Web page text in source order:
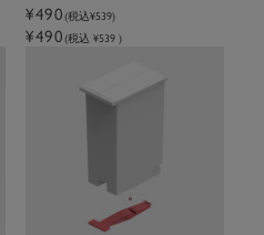
¥490(税込¥539)
¥490(税込 ¥539 )